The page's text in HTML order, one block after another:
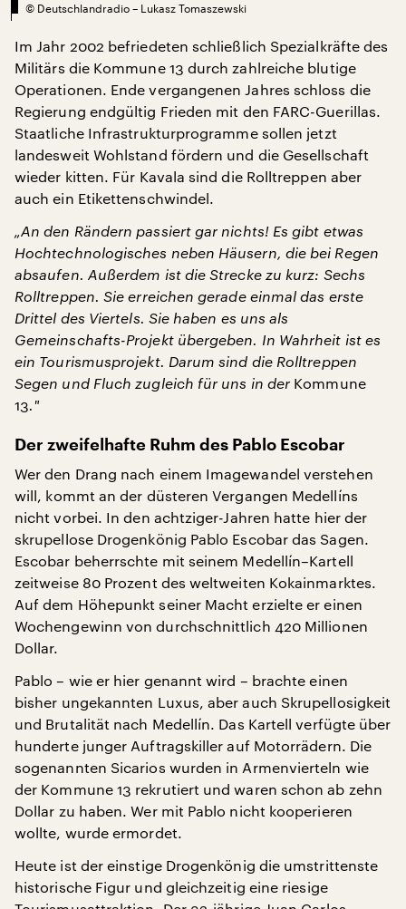
© Deutschlandradio – Lukasz Tomaszewski
Im Jahr 2002 befriedeten schließlich Spezialkräfte des
Militärs die Kommune 13 durch zahlreiche blutige
Operationen. Ende vergangenen Jahres schloss die
Regierung endgültig Frieden mit den FARC-Guerillas.
Staatliche Infrastrukturprogramme sollen jetzt
landesweit Wohlstand fördern und die Gesellschaft
wieder kitten. Für Kavala sind die Rolltreppen aber
auch ein Etikettenschwindel.
„An den Rändern passiert gar nichts! Es gibt etwas
Hochtechnologisches neben Häusern, die bei Regen
absaufen. Außerdem ist die Strecke zu kurz: Sechs
Rolltreppen. Sie erreichen gerade einmal das erste
Drittel des Viertels. Sie haben es uns als
Gemeinschafts-Projekt übergeben. In Wahrheit ist es
ein Tourismusprojekt. Darum sind die Rolltreppen
Segen und Fluch zugleich für uns in der Kommune
13."
Der zweifelhafte Ruhm des Pablo Escobar
Wer den Drang nach einem Imagewandel verstehen
will, kommt an der düsteren Vergangen Medellíns
nicht vorbei. In den achtziger-Jahren hatte hier der
skrupellose Drogenkönig Pablo Escobar das Sagen.
Escobar beherrschte mit seinem Medellín–Kartell
zeitweise 80 Prozent des weltweiten Kokainmarktes.
Auf dem Höhepunkt seiner Macht erzielte er einen
Wochengewinn von durchschnittlich 420 Millionen
Dollar.
Pablo – wie er hier genannt wird – brachte einen
bisher ungekannten Luxus, aber auch Skrupellosigkeit
und Brutalität nach Medellín. Das Kartell verfügte über
hunderte junger Auftragskiller auf Motorrädern. Die
sogenannten Sicarios wurden in Armenvierteln wie
der Kommune 13 rekrutiert und waren schon ab zehn
Dollar zu haben. Wer mit Pablo nicht kooperieren
wollte, wurde ermordet.
Heute ist der einstige Drogenkönig die umstrittenste
historische Figur und gleichzeitig eine riesige